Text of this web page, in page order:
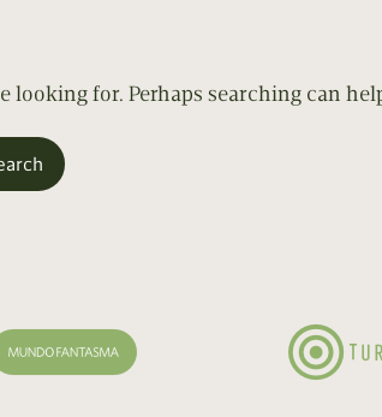
Digital
looking for. Perhaps searching can